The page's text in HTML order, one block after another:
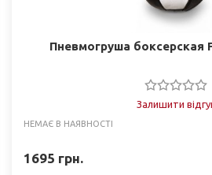
Пневмогруша боксерская
Залишити
НЕМАЄ В НАЯВНОСТІ
1695 грн.